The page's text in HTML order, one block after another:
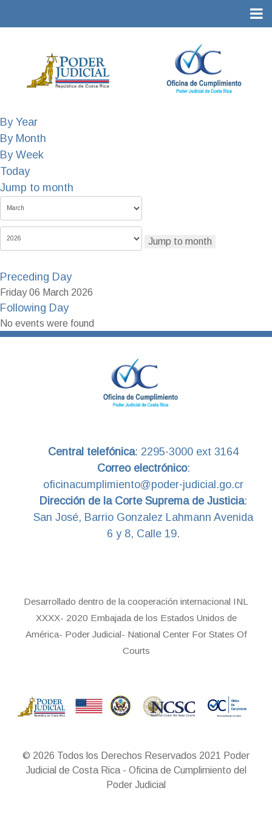
By Year
By Month
By Week
Today
Jump to month
Jump to month
Preceding Day
Friday 06 March 2026
Following Day
No events were found
Central telefónica: 2295-3000 ext 3164
Correo electrónico:
oficinacumplimiento@poder-judicial.go.cr
Dirección de la Corte Suprema de Justicia:
San José, Barrio Gonzalez Lahmann Avenida
6 y 8, Calle 19.
Desarrollado dentro de la cooperación internacional INL
XXXX- 2020 Embajada de los Estados Unidos de
América- Poder Judicial- National Center For States Of
Courts
© 2026 Todos los Derechos Reservados 2021 Poder
Judicial de Costa Rica - Oficina de Cumplimiento del
Poder Judicial